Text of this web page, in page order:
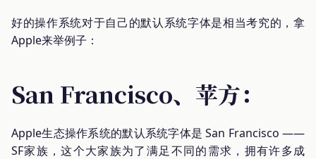
好的操作系统对于自己的默认系统字体是相当考究的，拿
Apple来举例子：
San Francisco、苹方：
Apple生态操作系统的默认系统字体是 San Francisco ——
SF家族，这个大家族为了满足不同的需求，拥有许多成